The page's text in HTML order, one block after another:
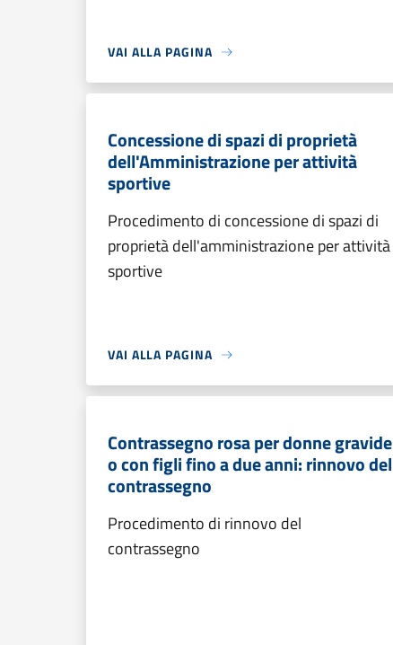
VAI ALLA PAGINA
Concessione di spazi di proprietà
dell'Amministrazione per attività
sportive
Procedimento di concessione di spazi di
proprietà dell'amministrazione per attività
sportive
VAI ALLA PAGINA
Contrassegno rosa per donne gravide
o con figli fino a due anni: rinnovo del
contrassegno
Procedimento di rinnovo del
contrassegno